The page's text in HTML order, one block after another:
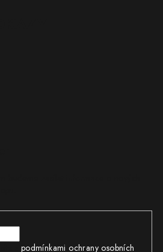
podmínkami ochrany osobních